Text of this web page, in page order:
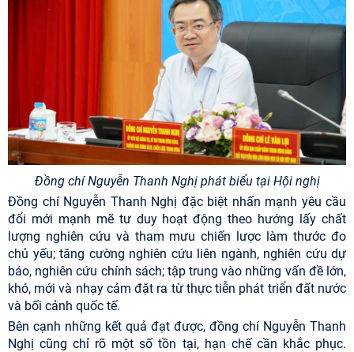
Đồng chí Nguyễn Thanh Nghị phát biểu tại Hội nghị
Đồng chí Nguyễn Thanh Nghị đặc biệt nhấn mạnh yêu cầu
đổi mới mạnh mẽ tư duy hoạt động theo hướng lấy chất
lượng nghiên cứu và tham mưu chiến lược làm thước đo
chủ yếu; tăng cường nghiên cứu liên ngành, nghiên cứu dự
báo, nghiên cứu chính sách; tập trung vào những vấn đề lớn,
khó, mới và nhạy cảm đặt ra từ thực tiễn phát triển đất nước
và bối cảnh quốc tế.
Bên cạnh những kết quả đạt được, đồng chí Nguyễn Thanh
Nghị cũng chỉ rõ một số tồn tại, hạn chế cần khắc phục.